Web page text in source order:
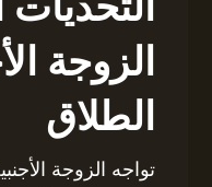
الزوجة
الطلاق
تواجه الزوجة